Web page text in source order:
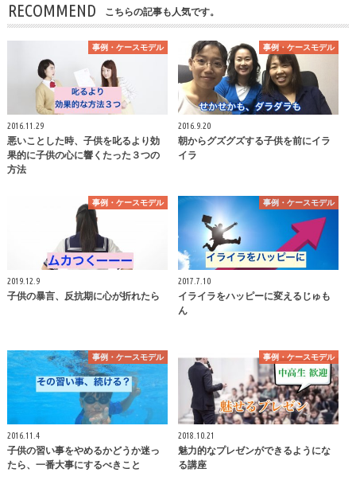
RECOMMEND こちらの記事も人気です。
事例・ケースモデル
2016.11.29
悪いことした時、子供を叱るより効
果的に子供の心に響くたった３つの
方法
事例・ケースモデル
2016.9.20
朝からグズグズする子供を前にイラ
イラ
事例・ケースモデル
2019.12.9
子供の暴言、反抗期に心が折れたら
事例・ケースモデル
2017.7.10
イライラをハッピーに変えるじゅも
ん
事例・ケースモデル
2016.11.4
子供の習い事をやめるかどうか迷っ
たら、一番大事にするべきこと
事例・ケースモデル
2018.10.21
魅力的なプレゼンができるようにな
る講座